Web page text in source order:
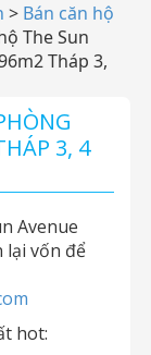
> Bán căn hộ
The Sun
Tháp 3,
3, 4
Avenue
lại vốn để
hot: